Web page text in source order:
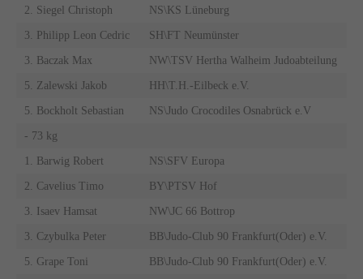
2. Siegel Christoph NS\KS Lüneburg
3. Philipp Leon Cedric SH\FT Neumünster
3. Baczak Max NW\TSV Hertha Walheim Judoabteilung
5. Zalewski Jakob HH\T.H.-Eilbeck e.V.
5. Bockholt Sebastian NS\Judo Crocodiles Osnabrück e.V
- 73 kg
1. Barwig Robert NS\SFV Europa
2. Cavelius Timo BY\PTSV Hof
3. Isaev Hamsat NW\JC 66 Bottrop
3. Czybulka Peter BB\Judo-Club 90 Frankfurt(Oder) e.V.
5. Grape Toni BB\Judo-Club 90 Frankfurt(Oder) e.V.